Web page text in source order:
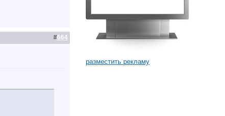
#664
разместить рекламу